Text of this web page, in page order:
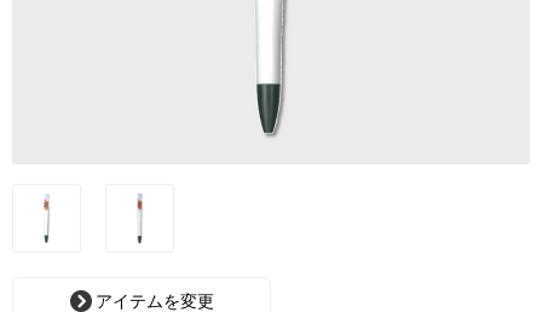
アイテムを変更